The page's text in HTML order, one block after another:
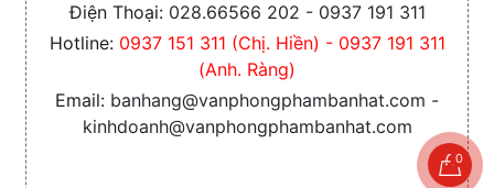
Điện Thoại: 028.66566 202 - 0937 191 311
Hotline: 0937 151 311 (Chị. Hiền) - 0937 191 311
(Anh. Ràng)
Email: banhang@vanphongphambanhat.com -
kinhdoanh@vanphongphambanhat.com
0